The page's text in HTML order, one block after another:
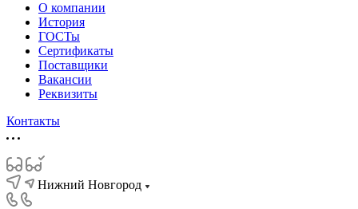
О компании
История
ГОСТы
Сертификаты
Поставщики
Вакансии
Реквизиты
Контакты
Нижний Новгород